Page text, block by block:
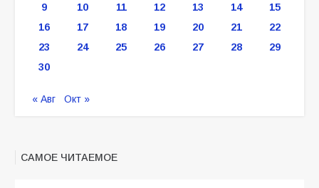
9
10 11 12 13 14
15
16
17 18 19 20 21
22
23
24 25 26 27 28
29
30
« Авг Окт »
САМОЕ ЧИТАЕМОЕ